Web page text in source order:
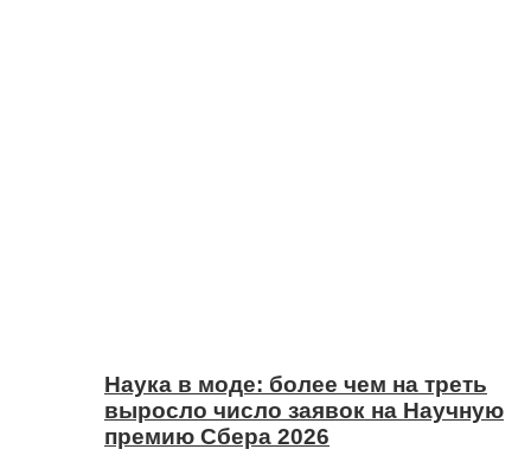
Наука в моде: более чем на треть
выросло число заявок на Научную
премию Сбера 2026